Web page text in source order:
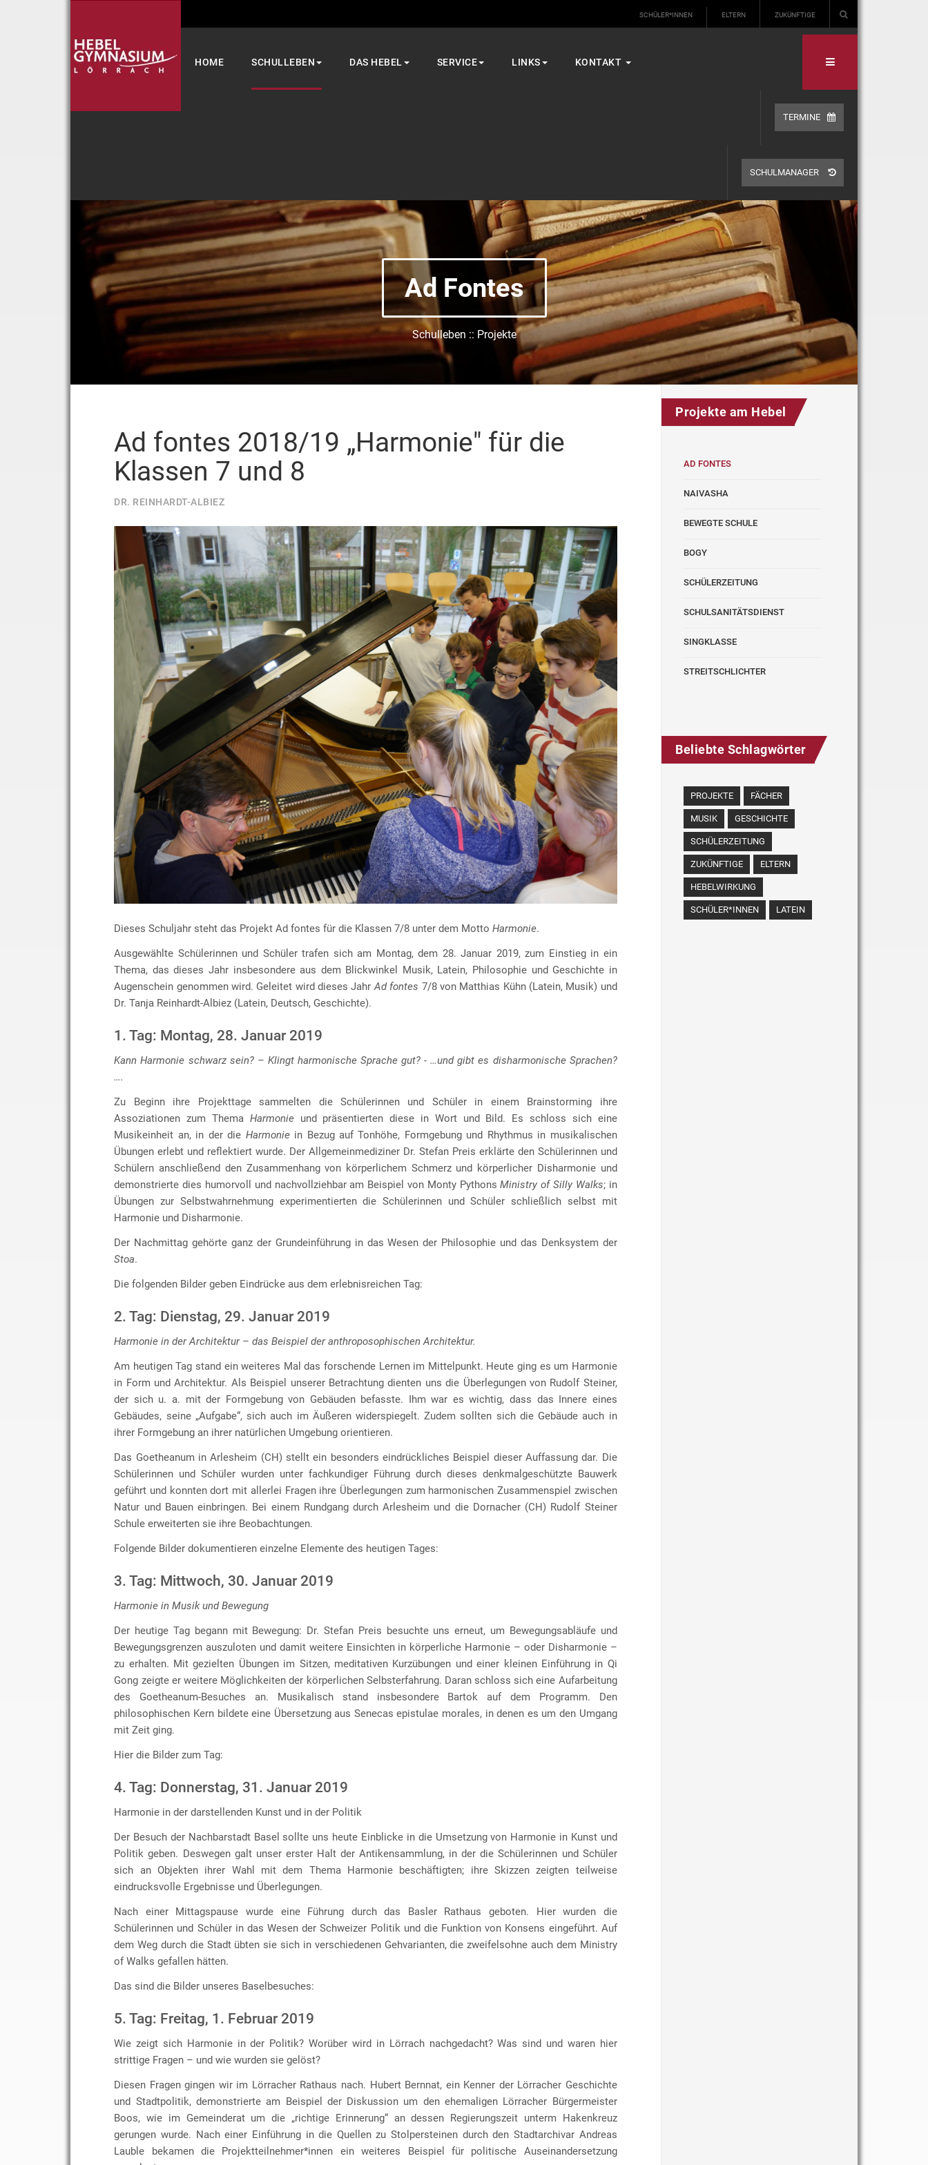
SCHÜLER*INNEN ELTERN ZUKÜNFTIGE
HOME SCHULLEBEN DAS HEBEL SERVICE LINKS KONTAKT
TERMINE
SCHULMANAGER
Ad Fontes
Schulleben :: Projekte
Ad fontes 2018/19 „Harmonie" für die
Klassen 7 und 8
DR. REINHARDT-ALBIEZ
Dieses Schuljahr steht das Projekt Ad fontes für die Klassen 7/8 unter dem MottoHarmonie.
Ausgewählte Schülerinnen und Schüler trafen sich am Montag, dem 28. Januar 2019, zum Einstieg in ein
Thema, das dieses Jahr insbesondere aus dem Blickwinkel Musik, Latein, Philosophie und Geschichte in
Augenschein genommen wird. Geleitet wird dieses Jahr Ad fontes 7/8 von Matthias Kühn (Latein, Musik) und
Dr. Tanja Reinhardt-Albiez (Latein, Deutsch, Geschichte).
1. Tag: Montag, 28. Januar 2019
Kann Harmonie schwarz sein? – Klingt harmonische Sprache gut? - …und gibt es disharmonische Sprachen?
….
Zu Beginn ihre Projekttage sammelten die Schülerinnen und Schüler in einem Brainstorming ihre
Assoziationen zum Thema Harmonieund präsentierten diese in Wort und Bild. Es schloss sich eine
Musikeinheit an, in der die Harmoniein Bezug auf Tonhöhe, Formgebung und Rhythmus in musikalischen
Übungen erlebt und reflektiert wurde. Der Allgemeinmediziner Dr. Stefan Preis erklärte den Schülerinnen und
Schülern anschließend den Zusammenhang von körperlichem Schmerz und körperlicher Disharmonie und
demonstrierte dies humorvoll und nachvollziehbar am Beispiel von Monty PythonsMinistry of Silly Walks; in
Übungen zur Selbstwahrnehmung experimentierten die Schülerinnen und Schüler schließlich selbst mit
Harmonie und Disharmonie.
Der Nachmittag gehörte ganz der Grundeinführung in das Wesen der Philosophie und das Denksystem der
Stoa.
Die folgenden Bilder geben Eindrücke aus dem erlebnisreichen Tag:
2. Tag: Dienstag, 29. Januar 2019
Harmonie in der Architektur – das Beispiel der anthroposophischen Architektur.
Am heutigen Tag stand ein weiteres Mal das forschende Lernen im Mittelpunkt. Heute ging es um Harmonie
in Form und Architektur. Als Beispiel unserer Betrachtung dienten uns die Überlegungen von Rudolf Steiner,
der sich u. a. mit der Formgebung von Gebäuden befasste. Ihm war es wichtig, dass das Innere eines
Gebäudes, seine „Aufgabe“, sich auch im Äußeren widerspiegelt. Zudem sollten sich die Gebäude auch in
ihrer Formgebung an ihrer natürlichen Umgebung orientieren.
Das Goetheanum in Arlesheim (CH) stellt ein besonders eindrückliches Beispiel dieser Auffassung dar. Die
Schülerinnen und Schüler wurden unter fachkundiger Führung durch dieses denkmalgeschützte Bauwerk
geführt und konnten dort mit allerlei Fragen ihre Überlegungen zum harmonischen Zusammenspiel zwischen
Natur und Bauen einbringen. Bei einem Rundgang durch Arlesheim und die Dornacher (CH) Rudolf Steiner
Schule erweiterten sie ihre Beobachtungen.
Folgende Bilder dokumentieren einzelne Elemente des heutigen Tages:
3. Tag: Mittwoch, 30. Januar 2019
Harmonie in Musik und Bewegung
Der heutige Tag begann mit Bewegung: Dr. Stefan Preis besuchte uns erneut, um Bewegungsabläufe und
Bewegungsgrenzen auszuloten und damit weitere Einsichten in körperliche Harmonie – oder Disharmonie –
zu erhalten. Mit gezielten Übungen im Sitzen, meditativen Kurzübungen und einer kleinen Einführung in Qi
Gong zeigte er weitere Möglichkeiten der körperlichen Selbsterfahrung. Daran schloss sich eine Aufarbeitung
des Goetheanum-Besuches an. Musikalisch stand insbesondere Bartok auf dem Programm. Den
philosophischen Kern bildete eine Übersetzung aus Senecas epistulae morales, in denen es um den Umgang
mit Zeit ging.
Hier die Bilder zum Tag:
4. Tag: Donnerstag, 31. Januar 2019
Harmonie in der darstellenden Kunst und in der Politik
Der Besuch der Nachbarstadt Basel sollte uns heute Einblicke in die Umsetzung von Harmonie in Kunst und
Politik geben. Deswegen galt unser erster Halt der Antikensammlung, in der die Schülerinnen und Schüler
sich an Objekten ihrer Wahl mit dem Thema Harmonie beschäftigten; ihre Skizzen zeigten teilweise
eindrucksvolle Ergebnisse und Überlegungen.
Nach einer Mittagspause wurde eine Führung durch das Basler Rathaus geboten. Hier wurden die
Schülerinnen und Schüler in das Wesen der Schweizer Politik und die Funktion von Konsens eingeführt. Auf
dem Weg durch die Stadt übten sie sich in verschiedenen Gehvarianten, die zweifelsohne auch dem Ministry
of Walks gefallen hätten.
Das sind die Bilder unseres Baselbesuches:
5. Tag: Freitag, 1. Februar 2019
Wie zeigt sich Harmonie in der Politik? Worüber wird in Lörrach nachgedacht? Was sind und waren hier
strittige Fragen – und wie wurden sie gelöst?
Diesen Fragen gingen wir im Lörracher Rathaus nach. Hubert Bernnat, ein Kenner der Lörracher Geschichte
und Stadtpolitik, demonstrierte am Beispiel der Diskussion um den ehemaligen Lörracher Bürgermeister
Boos, wie im Gemeinderat um die „richtige Erinnerung“ an dessen Regierungszeit unterm Hakenkreuz
gerungen wurde. Nach einer Einführung in die Quellen zu Stolpersteinen durch den Stadtarchivar Andreas
Lauble bekamen die Projektteilnehmer*innen ein weiteres Beispiel für politische Auseinandersetzung
Projekte am Hebel
AD FONTES
NAIVASHA
BEWEGTE SCHULE
BOGY
SCHÜLERZEITUNG
SCHULSANITÄTSDIENST
SINGKLASSE
STREITSCHLICHTER
Beliebte Schlagwörter
PROJEKTE FÄCHER
MUSIK GESCHICHTE
SCHÜLERZEITUNG
ZUKÜNFTIGE ELTERN
HEBELWIRKUNG
SCHÜLER*INNEN LATEIN